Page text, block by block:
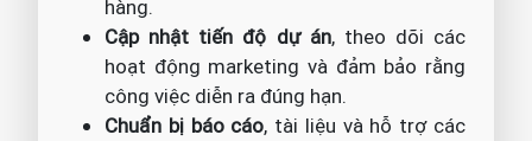
hàng.
Cập nhật tiến độ dự án, theo dõi các
hoạt động marketing và đảm bảo rằng
công việc diễn ra đúng hạn.
Chuẩn bị báo cáo, tài liệu và hỗ trợ các